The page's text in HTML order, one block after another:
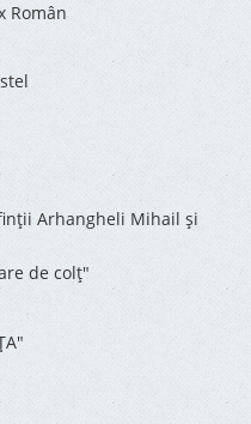
Român
Arhangheli Mihail și
de colţ"